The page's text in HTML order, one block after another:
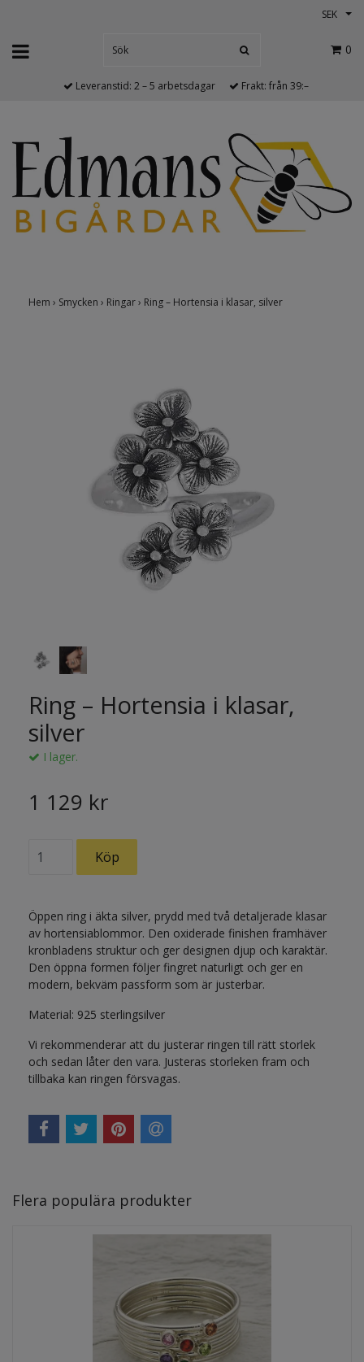
SEK
0
Leveranstid: 2 – 5 arbetsdagar Frakt: från 39:–
Hem › Smycken › Ringar› Ring – Hortensia i klasar, silver
Ring – Hortensia i klasar,
silver
I lager.
1 129 kr
Öppen ring i äkta silver, prydd med två detaljerade klasar
av hortensiablommor. Den oxiderade finishen framhäver
kronbladens struktur och ger designen djup och karaktär.
Den öppna formen följer fingret naturligt och ger en
modern, bekväm passform som är justerbar.
Material: 925 sterlingsilver
Vi rekommenderar att du justerar ringen till rätt storlek
och sedan låter den vara. Justeras storleken fram och
tillbaka kan ringen försvagas.
Flera populära produkter